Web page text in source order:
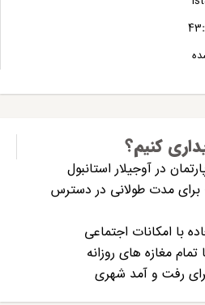
43
کنیم؟
در آوجیلار استانبول
مدت طولانی در دسترس
با امکانات اجتماعی
مغازه های روزانه
رفت و آمد شهری